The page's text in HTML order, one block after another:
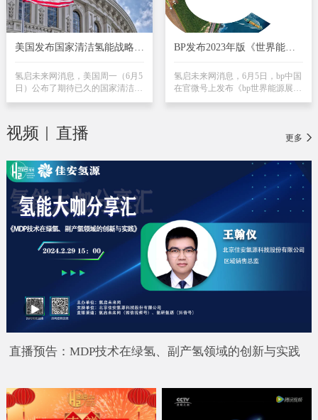
年成为中东地区最大的氢出口国，
也是全球第六大氢出口国。该报告
预计，到2030年，电解槽的总装机
容量将增加300倍，IEA预计资本成
本将降低70%，这意味着阿曼可能
生产可再生氢气。
250 MtH2eq，占总需求的42%。随
着气候变化成为全球性的迫切问
题，清洁氢的需求将“可能在全球
范围内飙升”。德勤的展望表明，
在净零排放的环境下，电气化迅速
有限。
美国发布国家清洁氢能战略和
目
氢启未来网消息，美国周一（6月5
日）公布了期待已久的国家清洁氢
送、储存和使用。
BP发布2023年版《世界能源
氢启未来网消息，6月5日，bp中国
在官微号上发布《bp世界能源展
视频 直播 更多
直播预告：MDP技术在绿氢、副产氢领域的创新与实践